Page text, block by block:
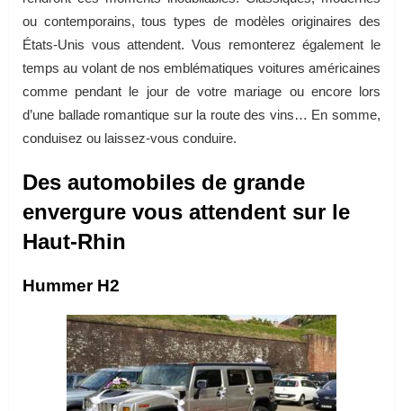
ou contemporains, tous types de modèles originaires des
États-Unis vous attendent. Vous remonterez également le
temps au volant de nos emblématiques voitures américaines
comme pendant le jour de votre mariage ou encore lors
d’une ballade romantique sur la route des vins… En somme,
conduisez ou laissez-vous conduire.
Des automobiles de grande
envergure vous attendent sur le
Haut-Rhin
Hummer H2